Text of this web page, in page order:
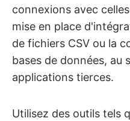
connexions avec
mise en place
de fichiers CSV ou la
bases de données, au
applications tierces.
Utilisez des outils tels